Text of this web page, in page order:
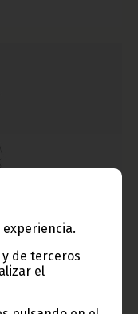
experiencia.
de terceros
el
tratamiento
Constancia